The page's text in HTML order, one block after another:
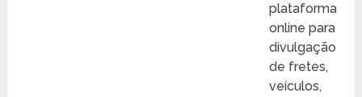
plataforma
online para
divulgação
de fretes,
veículos,